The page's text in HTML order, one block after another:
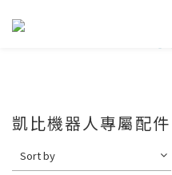
凱比機器人專屬配件
Sort by